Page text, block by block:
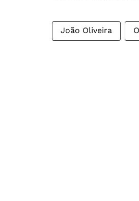
João Oliveira